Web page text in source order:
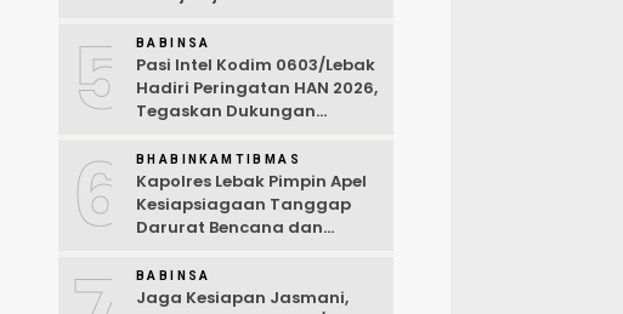
5 BABINSA
Pasi Intel Kodim 0603/Lebak
Hadiri Peringatan HAN 2026,
Tegaskan Dukungan
Ramah Anak
6 BHABINKAMTIBMAS
Kapolres Lebak Pimpin Apel
Kesiapsiagaan Tanggap
Darurat Bencana dan
BABINSA
Jaga Kesiapan Jasmani,